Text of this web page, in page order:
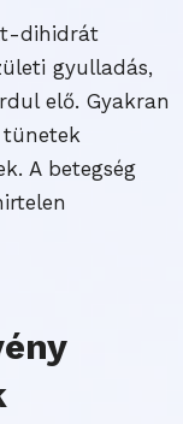
dihidrát
gyulladás,
elő. Gyakran
tünetek
A betegség